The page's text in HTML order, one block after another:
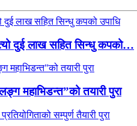
दुई लाख सहित सिन्धु कपको…
महाभिडन्त”को तयारी पुरा